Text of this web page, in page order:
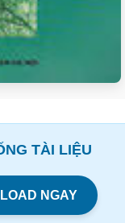
TÀI LIỆU
NGAY